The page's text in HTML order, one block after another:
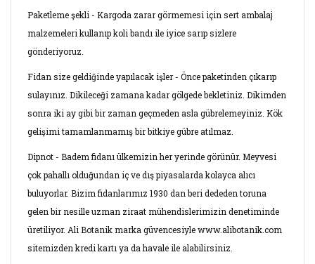
Paketleme şekli - Kargoda zarar görmemesi için sert ambalaj
malzemeleri kullanıp koli bandı ile iyice sarıp sizlere
gönderiyoruz.
Fidan size geldiğinde yapılacak işler - Önce paketinden çıkarıp
sulayınız. Dikileceği zamana kadar gölgede bekletiniz. Dikimden
sonra iki ay gibi bir zaman geçmeden asla gübrelemeyiniz. Kök
gelişimi tamamlanmamış bir bitkiye gübre atılmaz.
Dipnot - Badem fidanı ülkemizin her yerinde görünür. Meyvesi
çok pahallı olduğundan iç ve dış piyasalarda kolayca alıcı
buluyorlar. Bizim fidanlarımız 1930 dan beri dededen toruna
gelen bir nesille uzman ziraat mühendislerimizin denetiminde
üretiliyor. Ali Botanik marka güvencesiyle www.alibotanik.com
sitemizden kredi kartı ya da havale ile alabilirsiniz.